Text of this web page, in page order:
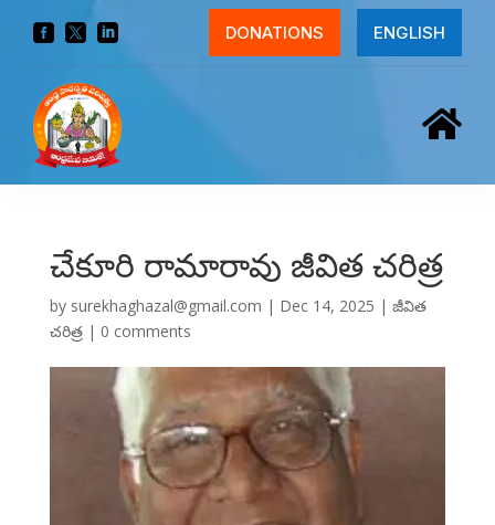
   DONATIONS ENGLISH

చేకూరి రామారావు జీవిత చరిత్ర
by surekhaghazal@gmail.com | Dec 14, 2025 | జీవిత
చరిత్ర| 0 comments